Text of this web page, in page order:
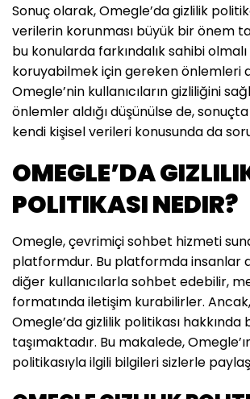
Sonuç olarak, Omegle’da gizlilik
verilerin korunması büyük bir önem
bu konularda farkındalık sahibi
koruyabilmek için gereken önlemleri
Omegle’nin kullanıcıların gizliliğini
önlemler aldığı düşünülse de, sonuçta
kendi kişisel verileri konusunda da
OMEGLE’DA
POLITIKASI NEDIR?
Omegle, çevrimiçi sohbet hizmeti
platformdur. Bu platformda insanlar
diğer kullanıcılarla sohbet edebilir,
formatında iletişim kurabilirler.
Omegle’da gizlilik politikası hakkında
taşımaktadır. Bu makalede,
politikasıyla ilgili bilgileri sizlerle